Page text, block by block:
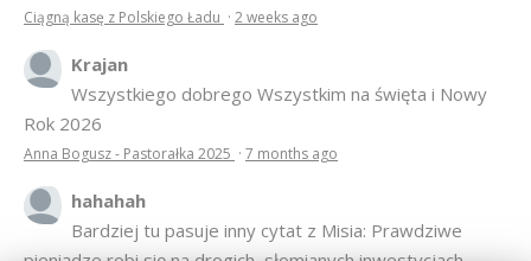
Ciągną kasę z Polskiego Ładu · 2 weeks ago
Krajan
Wszystkiego dobrego Wszystkim na święta i Nowy
Rok 2026
Anna Bogusz - Pastorałka 2025 · 7 months ago
hahahah
Bardziej tu pasuje inny cytat z Misia: Prawdziwe